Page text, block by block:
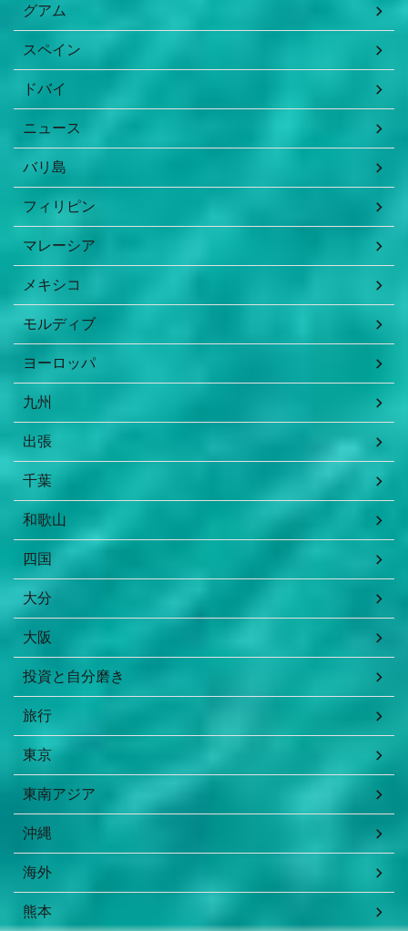
グアム
スペイン
ドバイ
ニュース
バリ島
フィリピン
マレーシア
メキシコ
モルディブ
ヨーロッパ
九州
出張
千葉
和歌山
四国
大分
大阪
投資と自分磨き
旅行
東京
東南アジア
沖縄
海外
熊本